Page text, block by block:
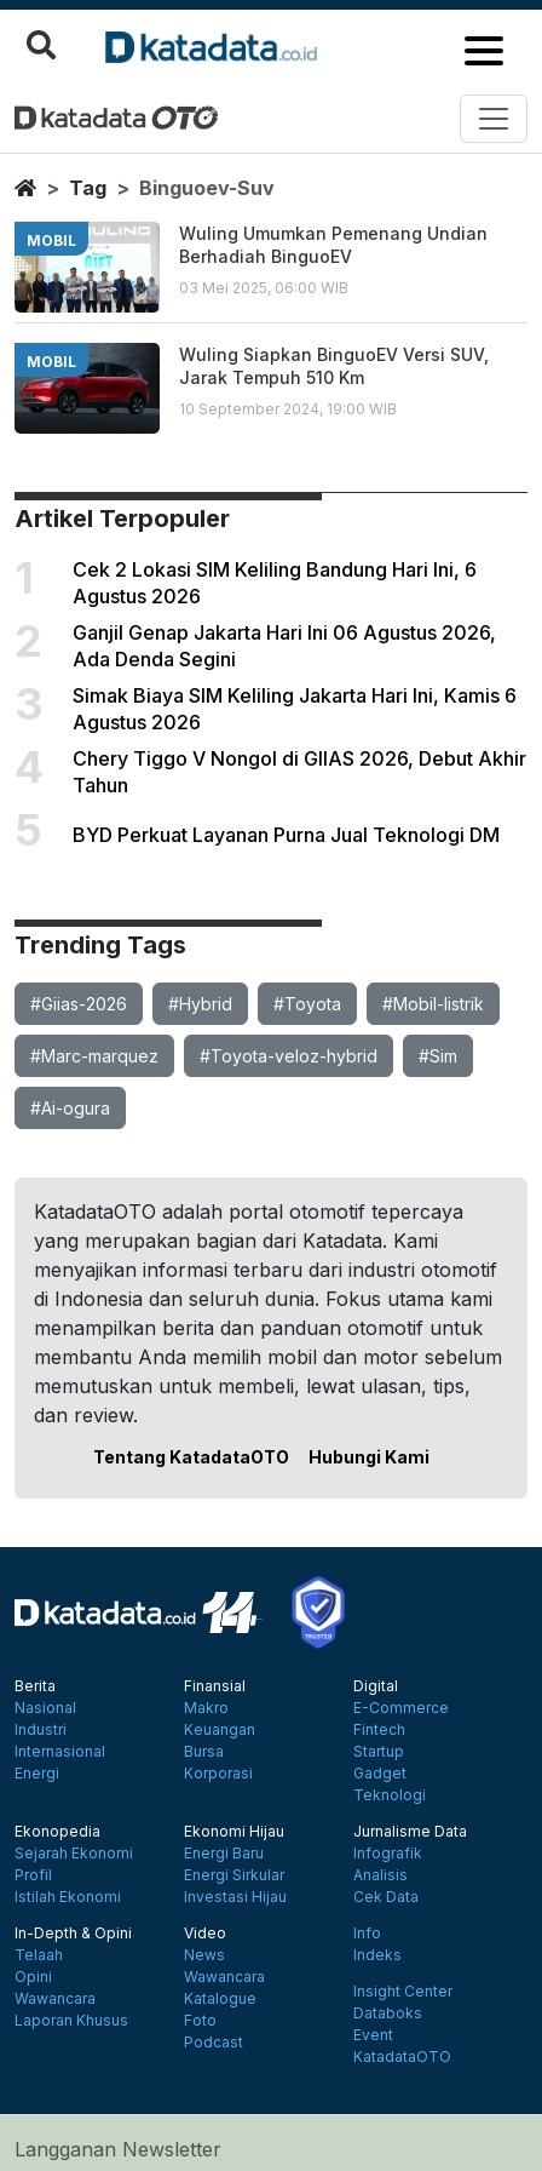
Binguoev Suv
Berita Terbaru
HomeTag Binguoev-Suv
MOBIL
Wuling Umumkan Pemenang Undian
Berhadiah BinguoEV
03 Mei 2025, 06:00 WIB
MOBIL
Wuling Siapkan BinguoEV Versi SUV,
Jarak Tempuh 510 Km
10 September 2024, 19:00 WIB
Artikel Terpopuler
1
Cek 2 Lokasi SIM Keliling Bandung Hari Ini, 6
Agustus 2026
2
Ganjil Genap Jakarta Hari Ini 06 Agustus 2026,
Ada Denda Segini
3
Simak Biaya SIM Keliling Jakarta Hari Ini, Kamis 6
Agustus 2026
4
Chery Tiggo V Nongol di GIIAS 2026, Debut Akhir
Tahun
5 BYD Perkuat Layanan Purna Jual Teknologi DM
Trending Tags
#Giias-2026 #Hybrid #Toyota #Mobil-listrik
#Marc-marquez #Toyota-veloz-hybrid #Sim
#Ai-ogura
KatadataOTO adalah portal otomotif tepercaya
yang merupakan bagian dari Katadata. Kami
menyajikan informasi terbaru dari industri otomotif
di Indonesia dan seluruh dunia. Fokus utama kami
menampilkan berita dan panduan otomotif untuk
membantu Anda memilih mobil dan motor sebelum
memutuskan untuk membeli, lewat ulasan, tips,
dan review.
Tentang KatadataOTO Hubungi Kami
Berita
Nasional
Industri
Internasional
Energi
Finansial
Makro
Keuangan
Bursa
Korporasi
Digital
E-Commerce
Fintech
Startup
Gadget
Teknologi
Ekonopedia
Sejarah Ekonomi
Profil
Istilah Ekonomi
Ekonomi Hijau
Energi Baru
Energi Sirkular
Investasi Hijau
Jurnalisme Data
Infografik
Analisis
Cek Data
In-Depth & Opini
Telaah
Opini
Wawancara
Laporan Khusus
Video
News
Wawancara
Katalogue
Foto
Podcast
Info
Indeks
Insight Center
Databoks
Event
KatadataOTO
Langganan Newsletter